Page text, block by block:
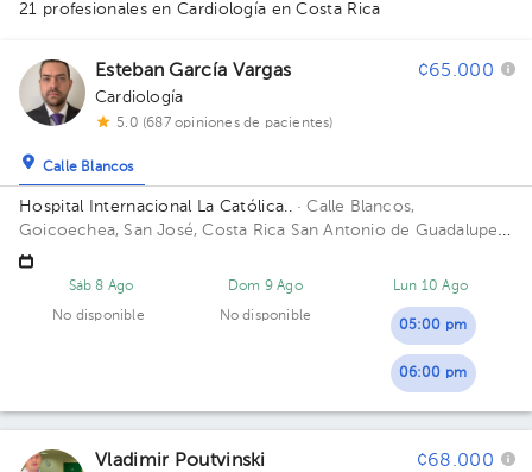
21 profesionales en Cardiología en Costa Rica
Esteban García Vargas ¢65.000
Cardiología
5.0 (687 opiniones de pacientes)
Calle Blancos
Hospital Internacional La Católica..· Calle Blancos,
Goicoechea, San José, Costa Rica San Antonio de Guadalupe,
Goicoechea, frente a los Tribunales de Justicia. Edificio Torre
Médica. Piso 5. Consultorio 520-521.
Sáb 8 Ago
No disponible
Dom 9 Ago
No disponible
Lun 10 Ago
05:00 pm
06:00 pm
Vladimir Poutvinski ¢68.000